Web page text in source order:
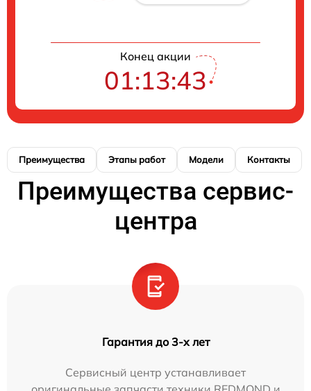
Конец акции
01:13:42
Преимущества Этапы работ Модели Контакты
Преимущества сервис-
центра
Гарантия до 3-х лет
Сервисный центр устанавливает